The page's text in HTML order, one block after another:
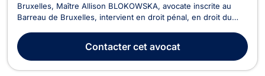
Bruxelles, Maître Allison BLOKOWSKA, avocate inscrite au
Barreau de Bruxelles, intervient en droit pénal, en droit du
divorce ainsi qu'en droit de la jeunesse. Diplômée d'un master
en droit obtenu avec grande distinc...
Contactercet avocat